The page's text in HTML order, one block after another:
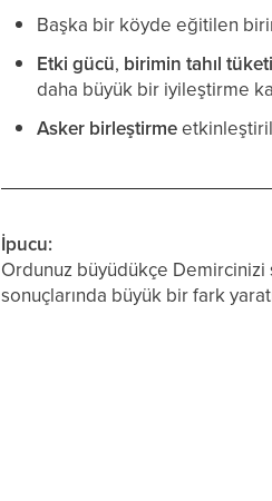
Başka bir köyde eğitilen
Etki gücü, birimin tahıl
daha büyük bir iyileştirme
Asker birleştirme
İpucu:
Ordunuz büyüdükçe
sonuçlarında büyük bir fark